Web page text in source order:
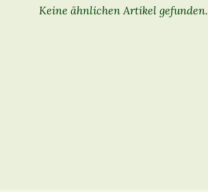
Keine ähnlichen Artikel gefunden.